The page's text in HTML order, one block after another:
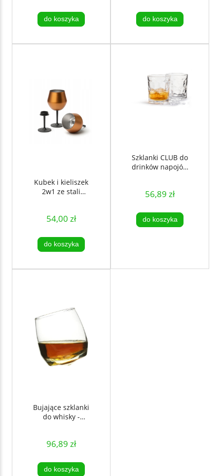
do koszyka do koszyka
Kubek i kieliszek
2w1 ze stali
54,00 zł
do koszyka
Szklanki CLUB do
drinków napojów
SAGAFORM
56,89 zł
do koszyka
Bujające szklanki
do whisky -
96,89 zł
do koszyka